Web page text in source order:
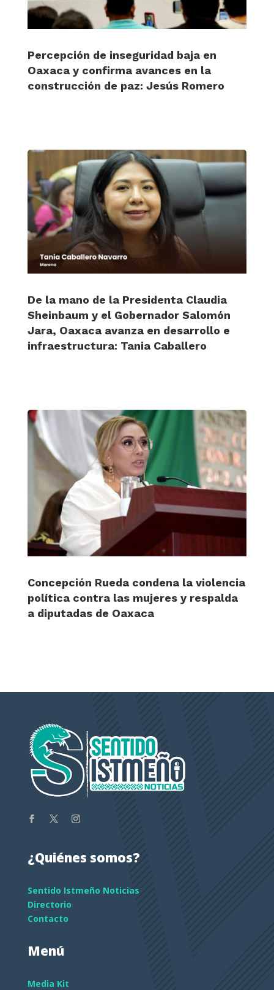
Percepción de inseguridad baja en
Oaxaca y confirma avances en la
construcción de paz: Jesús Romero
De la mano de la Presidenta Claudia
Sheinbaum y el Gobernador Salomón
Jara, Oaxaca avanza en desarrollo e
infraestructura: Tania Caballero
Concepción Rueda condena la violencia
política contra las mujeres y respalda
a diputadas de Oaxaca
¿Quiénes somos?
Sentido Istmeño Noticias
Directorio
Contacto
Menú
Media Kit